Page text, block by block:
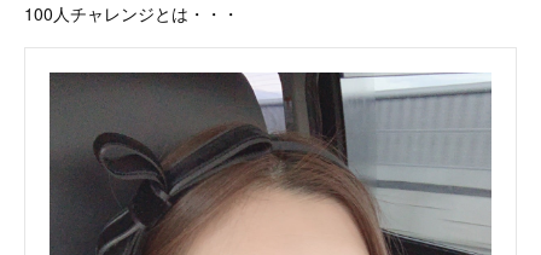
100人チャレンジとは・・・